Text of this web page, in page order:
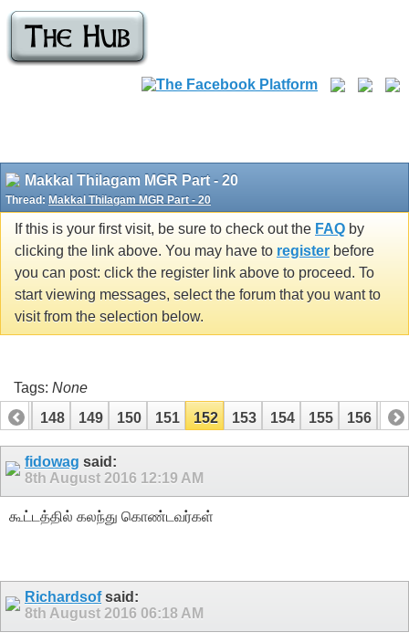
Makkal Thilagam MGR Part - 20
Thread: Makkal Thilagam MGR Part - 20
If this is your first visit, be sure to check out the FAQ by
clicking the link above. You may have to register before
you can post: click the register link above to proceed. To
start viewing messages, select the forum that you want to
visit from the selection below.
Tags: None
147
148 149 150 151 152 153 154 155 156 157
167 168
fidowag said:
8th August 2016 12:19 AM
கூட்டத்தில் கலந்து கொண்டவர்கள்
Richardsofsaid:
8th August 2016 06:18 AM